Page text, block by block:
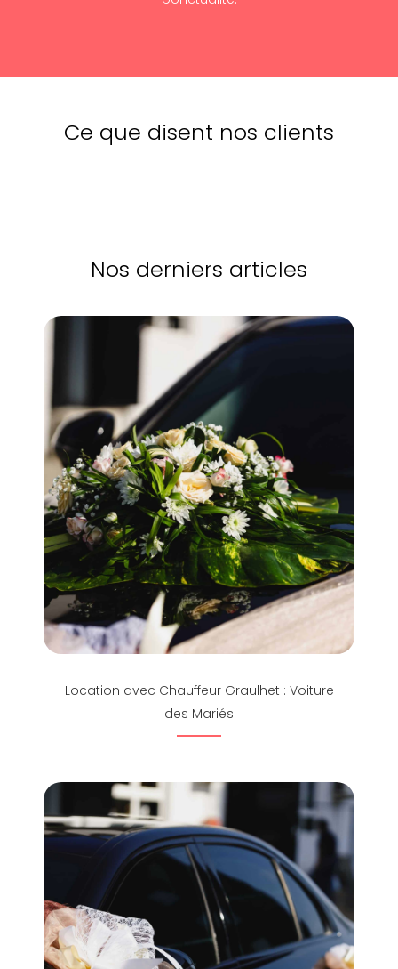
Ce que disent nos clients
Nos derniers articles
Location avec Chauffeur Graulhet : Voiture
des Mariés